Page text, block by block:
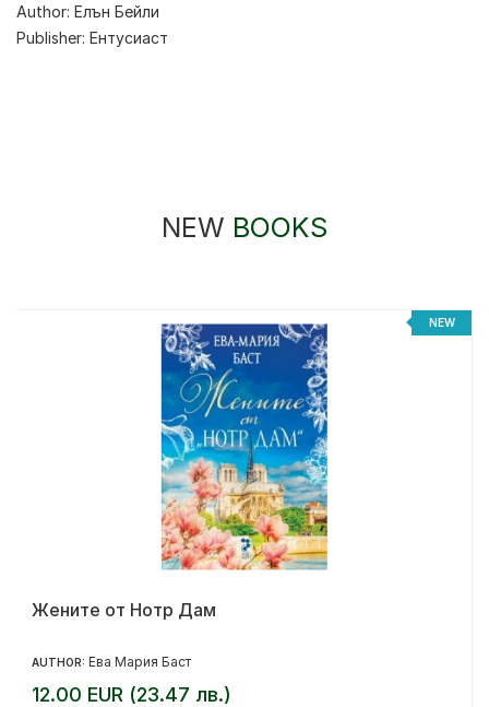
Author: Елън Бейли
Publisher: Ентусиаст
NEW BOOKS
NEW
Жените от Нотр Дам
AUTHOR: Ева Мария Баст
12.00 EUR (23.47 лв.)